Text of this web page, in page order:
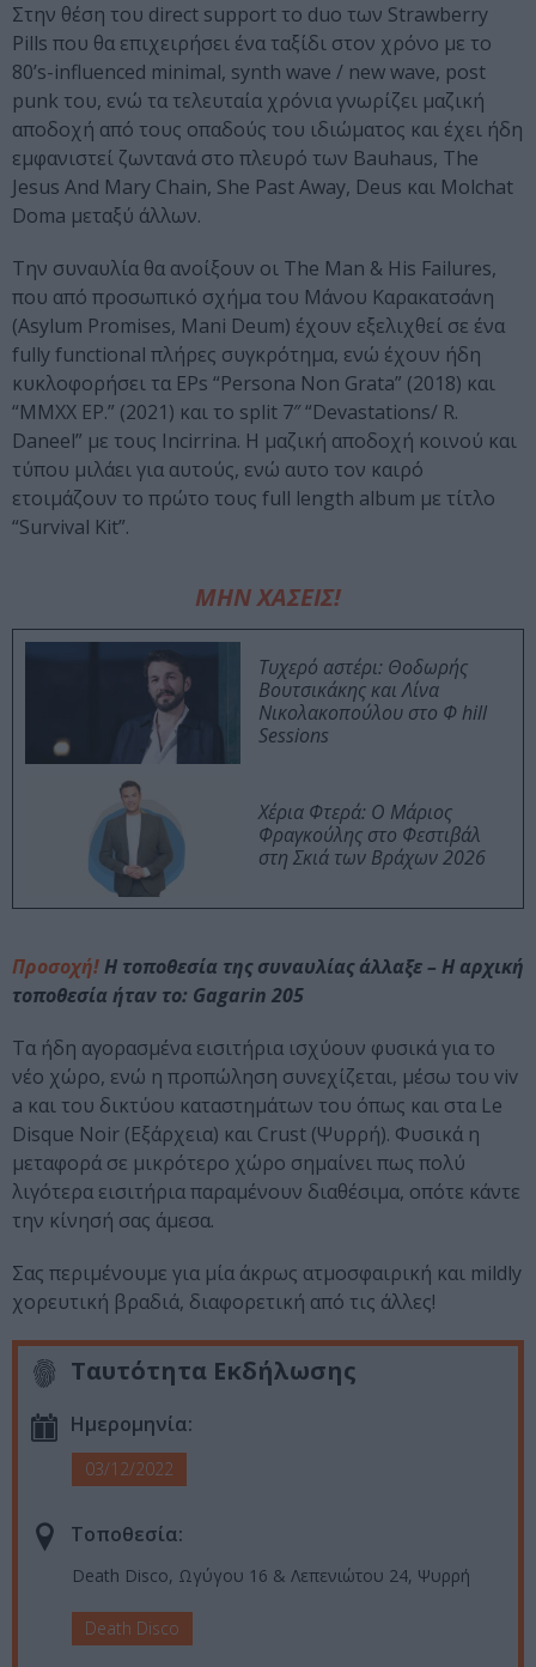
Στην θέση του direct support το duo των Strawberry
Pills που θα επιχειρήσει ένα ταξίδι στον χρόνο με το
80’s-influenced minimal, synth wave / new wave, post
punk του, ενώ τα τελευταία χρόνια γνωρίζει μαζική
αποδοχή από τους οπαδούς του ιδιώματος και έχει ήδη
εμφανιστεί ζωντανά στο πλευρό των Bauhaus, The
Jesus And Mary Chain, She Past Away, Deus και Molchat
Doma μεταξύ άλλων.
Την συναυλία θα ανοίξουν οι The Man & His Failures,
που από προσωπικό σχήμα του Μάνου Καρακατσάνη
(Asylum Promises, Mani Deum) έχουν εξελιχθεί σε ένα
fully functional πλήρες συγκρότημα, ενώ έχουν ήδη
κυκλοφορήσει τα EPs “Persona Non Grata” (2018) και
“MMXX EP.” (2021) και το split 7″ “Devastations/ R.
Daneel” με τους Incirrina. Η μαζική αποδοχή κοινού και
τύπου μιλάει για αυτούς, ενώ αυτο τον καιρό
ετοιμάζουν το πρώτο τους full length album με τίτλο
“Survival Kit”.
ΜΗΝ ΧΑΣΕΙΣ!
Τυχερό αστέρι: Θοδωρής
Βουτσικάκης και Λίνα
Νικολακοπούλου στο Φ hill
Sessions
Χέρια Φτερά: Ο Μάριος
Φραγκούλης στο Φεστιβάλ
στη Σκιά των Βράχων 2026
Προσοχή!Η τοποθεσία της συναυλίας άλλαξε – Η αρχική
τοποθεσία ήταν το: Gagarin 205
Τα ήδη αγορασμένα εισιτήρια ισχύουν φυσικά για το
νέο χώρο, ενώ η προπώληση συνεχίζεται, μέσω του viv
a και του δικτύου καταστημάτων του όπως και στα Le
Disque Noir (Εξάρχεια) και Crust (Ψυρρή). Φυσικά η
μεταφορά σε μικρότερο χώρο σημαίνει πως πολύ
λιγότερα εισιτήρια παραμένουν διαθέσιμα, οπότε κάντε
την κίνησή σας άμεσα.
Σας περιμένουμε για μία άκρως ατμοσφαιρική και mildly
χορευτική βραδιά, διαφορετική από τις άλλες!
Ταυτότητα Εκδήλωσης
Ημερομηνία:
03/12/2022
Τοποθεσία:
Death Disco, Ωγύγου 16 & Λεπενιώτου 24, Ψυρρή
Death Disco